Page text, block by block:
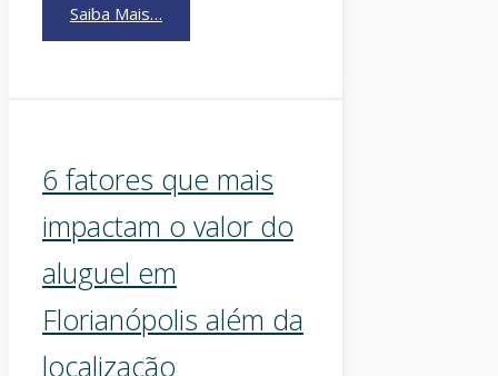
Saiba Mais…
6 fatores que mais
impactam o valor do
aluguel em
Florianópolis além da
localização